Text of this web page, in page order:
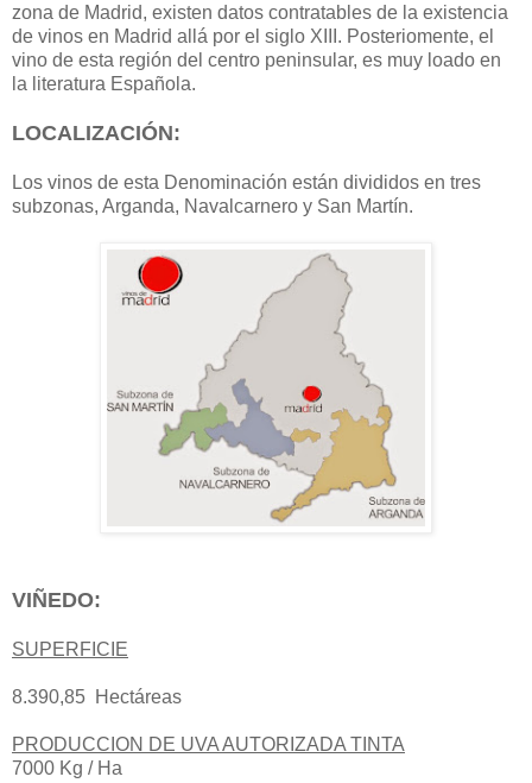
zona de Madrid, existen datos contratables de la existencia
de vinos en Madrid allá por el siglo XIII. Posteriomente, el
vino de esta región del centro peninsular, es muy loado en
la literatura Española.
LOCALIZACIÓN:
Los vinos de esta Denominación están divididos en tres
subzonas, Arganda, Navalcarnero y San Martín.
VIÑEDO:
SUPERFICIE
8.390,85 Hectáreas
PRODUCCION DE UVA AUTORIZADA TINTA
7000 Kg / Ha